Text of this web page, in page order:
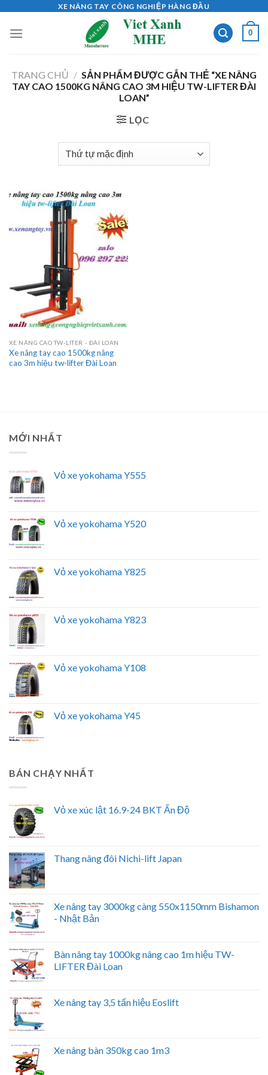
content
XE NÂNG TAY CÔNG NGHIỆP HÀNG ĐẦU
0
TRANG CHỦ / SẢN PHẨM ĐƯỢC GẮN THẺ “XE NÂNG
TAY CAO 1500KG NÂNG CAO 3M HIỆU TW-LIFTER ĐÀI
LOAN”
LỌC
XE NÂNG CAO TW-LITER - ĐÀI LOAN
Xe nâng tay cao 1500kg nâng
cao 3m hiệu tw-lifter Đài Loan
MỚI NHẤT
Vỏ xe yokohama Y555
Vỏ xe yokohama Y520
Vỏ xe yokohama Y825
Vỏ xe yokohama Y823
Vỏ xe yokohama Y108
Vỏ xe yokohama Y45
BÁN CHẠY NHẤT
Vỏ xe xúc lật 16.9-24 BKT Ấn Độ
Thang nâng đôi Nichi-lift Japan
Xe nâng tay 3000kg càng 550x1150mm Bishamon
- Nhật Bản
Bàn nâng tay 1000kg nâng cao 1m hiệu TW-
LIFTER Đài Loan
Xe nâng tay 3,5 tấn hiệu Eoslift
Xe nâng bàn 350kg cao 1m3